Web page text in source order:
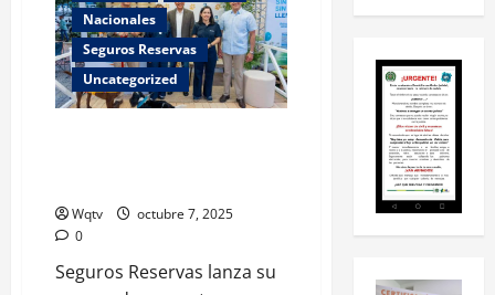
Nacionales
Seguros Reservas
Uncategorized
Wqtv
octubre 7, 2025
0
Seguros Reservas lanza su